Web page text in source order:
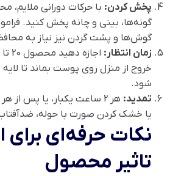
پخش کردن: با حرکات دورانی ملایم،
گونه‌ها، بینی و چانه پخش کنید.
گوش‌ها و پشت گردن نیز نیاز به
زمان انتظار:
خروج از منزل روی پوست بماند تا
شود.
تمدید:
هر 2 ساعت یکبار، یا پس از
یا خشک کردن صورت با حوله، ضدآفتاب
نکات حرفه‌ای برای
تاثیر محصول